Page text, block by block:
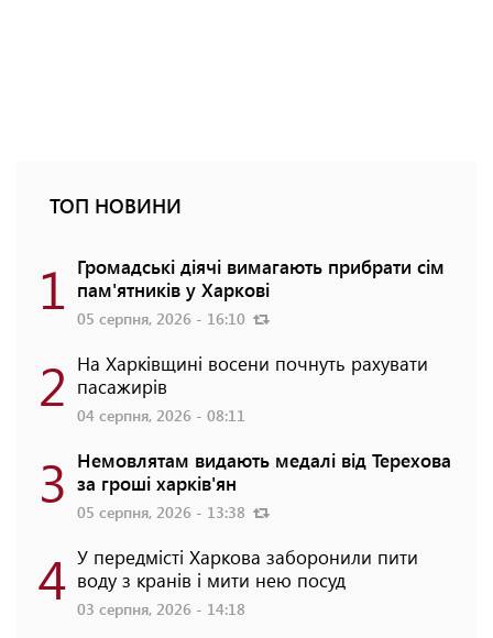
ТОП НОВИНИ
1 Громадські діячі вимагають прибрати сім
пам'ятників у Харкові
05 серпня, 2026 - 16:10
2 На Харківщині восени почнуть рахувати
пасажирів
04 серпня, 2026 - 08:11
3 Немовлятам видають медалі від Терехова
за гроші харків'ян
05 серпня, 2026 - 13:38
4 У передмісті Харкова заборонили пити
воду з кранів і мити нею посуд
03 серпня, 2026 - 14:18